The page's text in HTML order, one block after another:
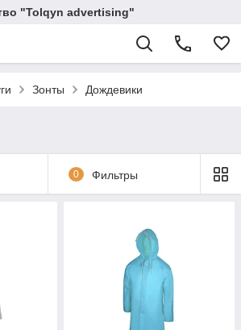
"Tolqyn advertising"
Зонты Дождевики
0 Фильтры